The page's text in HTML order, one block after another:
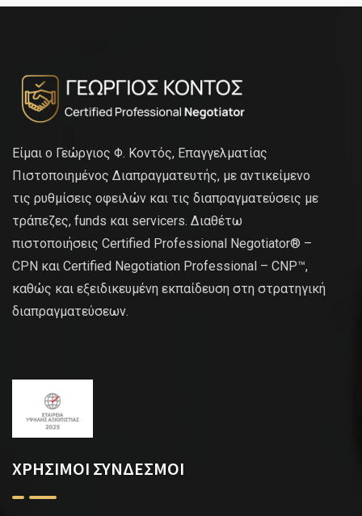
Είμαι ο Γεώργιος Φ. Κοντός, Επαγγελματίας
Πιστοποιημένος Διαπραγματευτής, με αντικείμενο
τις ρυθμίσεις οφειλών και τις διαπραγματεύσεις με
τράπεζες, funds και servicers. Διαθέτω
πιστοποιήσεις Certified Professional Negotiator® –
CPN και Certified Negotiation Professional – CNP™,
καθώς και εξειδικευμένη εκπαίδευση στη στρατηγική
διαπραγματεύσεων.
ΧΡΗΣΙΜΟΙ ΣΥΝΔΕΣΜΟΙ